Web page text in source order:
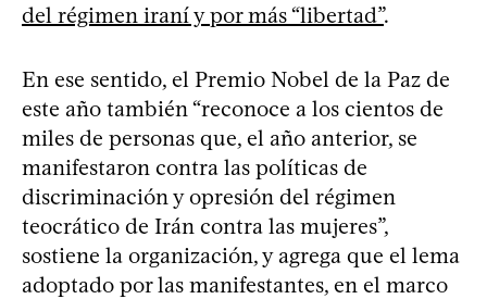
del régimen iraní y por más “libertad”.
En ese sentido, el Premio Nobel de la Paz de
este año también “reconoce a los cientos de
miles de personas que, el año anterior, se
manifestaron contra las políticas de
discriminación y opresión del régimen
teocrático de Irán contra las mujeres”,
sostiene la organización, y agrega que el lema
adoptado por las manifestantes, en el marco